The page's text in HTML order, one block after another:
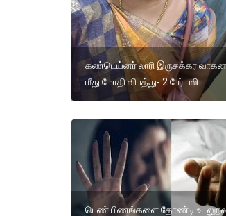
கண்டெய்னர் லாரி இருசக்கர
மீது மோதி விபத்து- 2 பேர் பலி
பெண் பிணங்களை தோண்டி